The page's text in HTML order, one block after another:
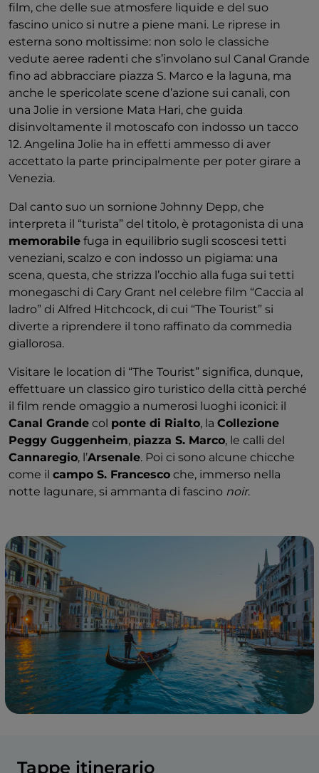
film, che delle sue atmosfere liquide e del suo
fascino unico si nutre a piene mani. Le riprese in
esterna sono moltissime: non solo le classiche
vedute aeree radenti che s’involano sul Canal Grande
fino ad abbracciare piazza S. Marco e la laguna, ma
anche le spericolate scene d’azione sui canali, con
una Jolie in versione Mata Hari, che guida
disinvoltamente il motoscafo con indosso un tacco
12. Angelina Jolie ha in effetti ammesso di aver
accettato la parte principalmente per poter girare a
Venezia.
Dal canto suo un sornione Johnny Depp, che
interpreta il “turista” del titolo, è protagonista di una
memorabile fuga in equilibrio sugli scoscesi tetti
veneziani, scalzo e con indosso un pigiama: una
scena, questa, che strizza l’occhio alla fuga sui tetti
monegaschi di Cary Grant nel celebre film “Caccia al
ladro” di Alfred Hitchcock, di cui “The Tourist” si
diverte a riprendere il tono raffinato da commedia
giallorosa.
Visitare le location di “The Tourist” significa, dunque,
effettuare un classico giro turistico della città perché
il film rende omaggio a numerosi luoghi iconici: il
Canal Grande col ponte di Rialto, la Collezione
Peggy Guggenheim, piazza S. Marco, le calli del
Cannaregio, l’Arsenale. Poi ci sono alcune chicche
come il campo S. Francesco che, immerso nella
notte lagunare, si ammanta di fascino noir.
Tappe itinerario